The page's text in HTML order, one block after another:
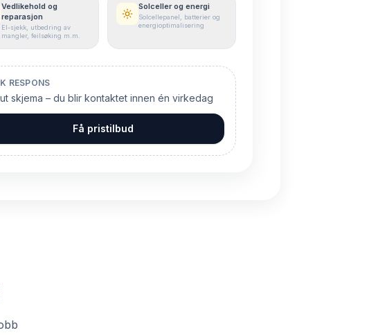
Vedlikehold og
reparasjon
El-sjekk, utbedring av
mangler, feilsøking m.m.
Solceller og energi
Solcellepanel, batterier og
energioptimalisering
RESPONS
skjema – du blir kontaktet innen én virkedag
Få pristilbud